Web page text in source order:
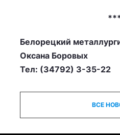
Белорецкий
Оксана Боровых
Тел: (34792) 3-35-22
ВСЕ